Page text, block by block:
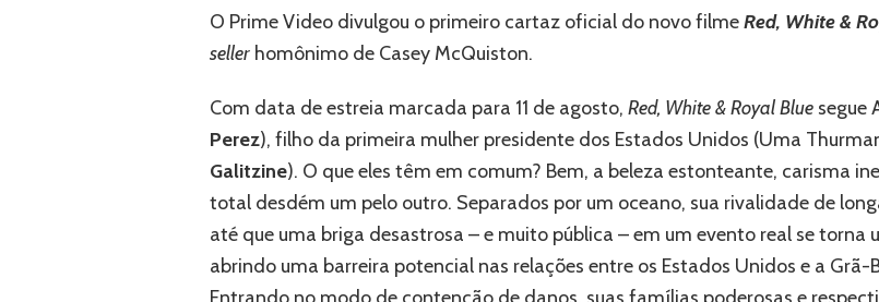
e
data
de
estreia
de
novo
filme
‘Red,
O Prime Video divulgou o primeiro cartaz oficial do novo filmeRed, White &
seller homônimo de Casey McQuiston.
Com data de estreia marcada para 11 de agosto, Red, White & Royal Blue segue
Perez), filho da primeira mulher presidente dos Estados Unidos (Uma
Galitzine). O que eles têm em comum? Bem, a beleza estonteante, carisma
total desdém um pelo outro. Separados por um oceano, sua rivalidade de
até que uma briga desastrosa – e muito pública – em um evento real se torna
abrindo uma barreira potencial nas relações entre os Estados Unidos e a